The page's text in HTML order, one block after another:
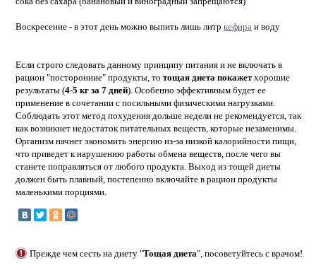
Воскресение - в этот день можно выпить лишь литр кефира и воду
Если строго следовать данному принципу питания и не включать в
рацион "посторонние" продукты, то тощая диета покажетхорошие
результаты (4-5 кг за 7 дней). Особенно эффективным будет ее
применение в сочетании с посильными физическими нагрузками.
Соблюдать этот метод похудения дольше недели не рекомендуется, так
как возникнет недостаток питательных веществ, которые незаменимы.
Организм начнет экономить энергию из-за низкой калорийности пищи,
что приведет к нарушению работы обмена веществ, после чего вы
станете поправляться от любого продукта. Выход из тощей диеты
должен быть плавный, постепенно включайте в рацион продукты
маленькими порциями.
Прежде чем сесть на диету "Тощая диета", посоветуйтесь с врачом!